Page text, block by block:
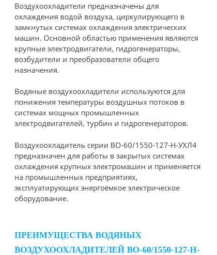
Воздухоохладители предназначены для
охлаждения водой воздуха, циркулирующего в
замкнутых системах охлаждения электрических
машин. Основной областью применения являются
крупные электродвигатели, гидрогенераторы,
возбудители и преобразователи общего
назначения.
Водяные воздухоохладители используются для
понижения температуры воздушных потоков в
системах мощных промышленных
электродвигателей, турбин и гидрогенераторов.
Воздухоохладитель серии ВО-60/1550-127-Н-УХЛ4
предназначен для работы в закрытых системах
охлаждения крупных электромашин и применяется
на промышленных предприятиях,
эксплуатирующих энергоёмкое электрическое
оборудование.
ПРЕИМУЩЕСТВА ВОДЯНЫХ
ВОЗДУХООХЛАДИТЕЛЕЙ ВО-60/1550-127-Н-